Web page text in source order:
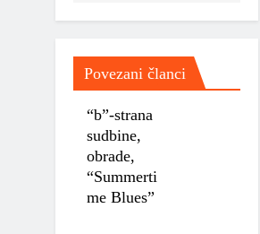
Povezani članci
“b”-strana
sudbine,
obrade,
“Summerti
me Blues”